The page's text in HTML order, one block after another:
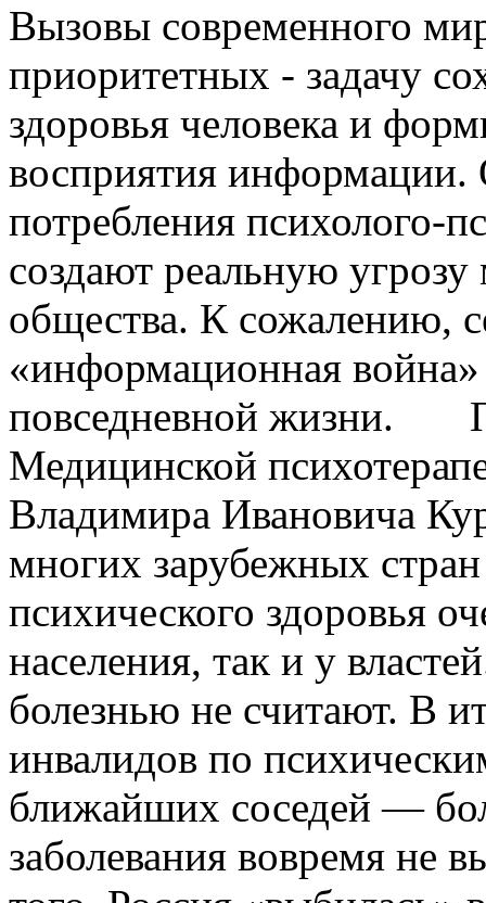
Вызовы современного
приоритетных - задачу
здоровья человека и
восприятия информации.
потребления психолого-
создают реальную
общества. К сожалению,
«информационная
повседневной жизни.
Медицинской
Владимира Ивановича
многих зарубежных
психического здоровья
населения, так и у
болезнью не считают. В
инвалидов по
ближайших соседей —
заболевания вовремя не